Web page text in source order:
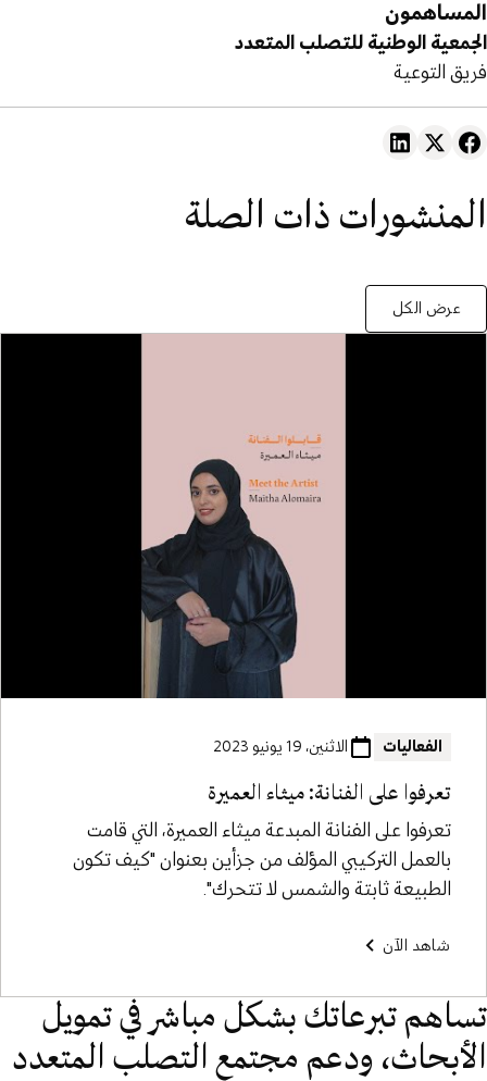
المساهمون
الجمعية الوطنية للتصلب المتعدد
فريق التوعية
المنشورات ذات الصلة
عرض الكل
الفعاليات الاثنين، 19 يونيو 2023
تعرفوا على الفنانة: ميثاء العميرة
تعرفوا على الفنانة المبدعة ميثاء العميرة، التي قامت
بالعمل التركيبي المؤلف من جزأين بعنوان "كيف تكون
الطبيعة ثابتة والشمس لا تتحرك".
شاهد الآن
تساهم تبرعاتك بشكل مباشر في تمويل
الأبحاث، ودعم مجتمع التصلب المتعدد